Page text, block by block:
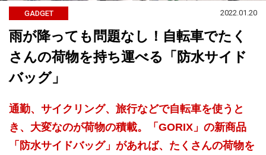
GADGET 2022.01.20
雨が降っても問題なし！自転車でたく
さんの荷物を持ち運べる「防水サイド
バッグ」
通勤、サイクリング、旅行などで自転車を使うと
き、大変なのが荷物の積載。「GORIX」の新商品
「防水サイドバッグ」があれば、たくさんの荷物を